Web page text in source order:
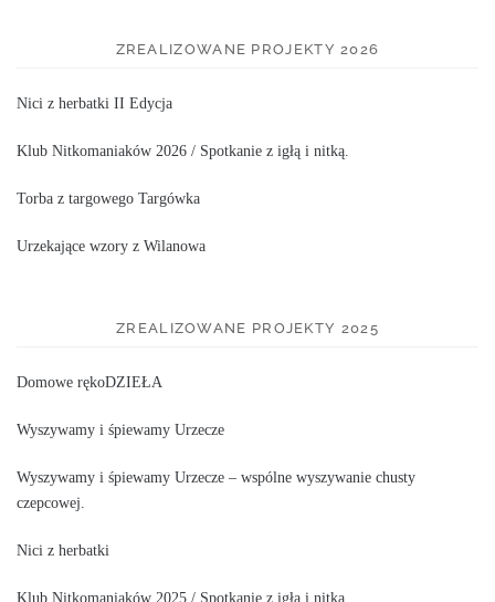
ZREALIZOWANE PROJEKTY 2026
Nici z herbatki II Edycja
Klub Nitkomaniaków 2026 / Spotkanie z igłą i nitką.
Torba z targowego Targówka
Urzekające wzory z Wilanowa
ZREALIZOWANE PROJEKTY 2025
Domowe rękoDZIEŁA
Wyszywamy i śpiewamy Urzecze
Wyszywamy i śpiewamy Urzecze – wspólne wyszywanie chusty
czepcowej.
Nici z herbatki
Klub Nitkomaniaków 2025 / Spotkanie z igłą i nitką.